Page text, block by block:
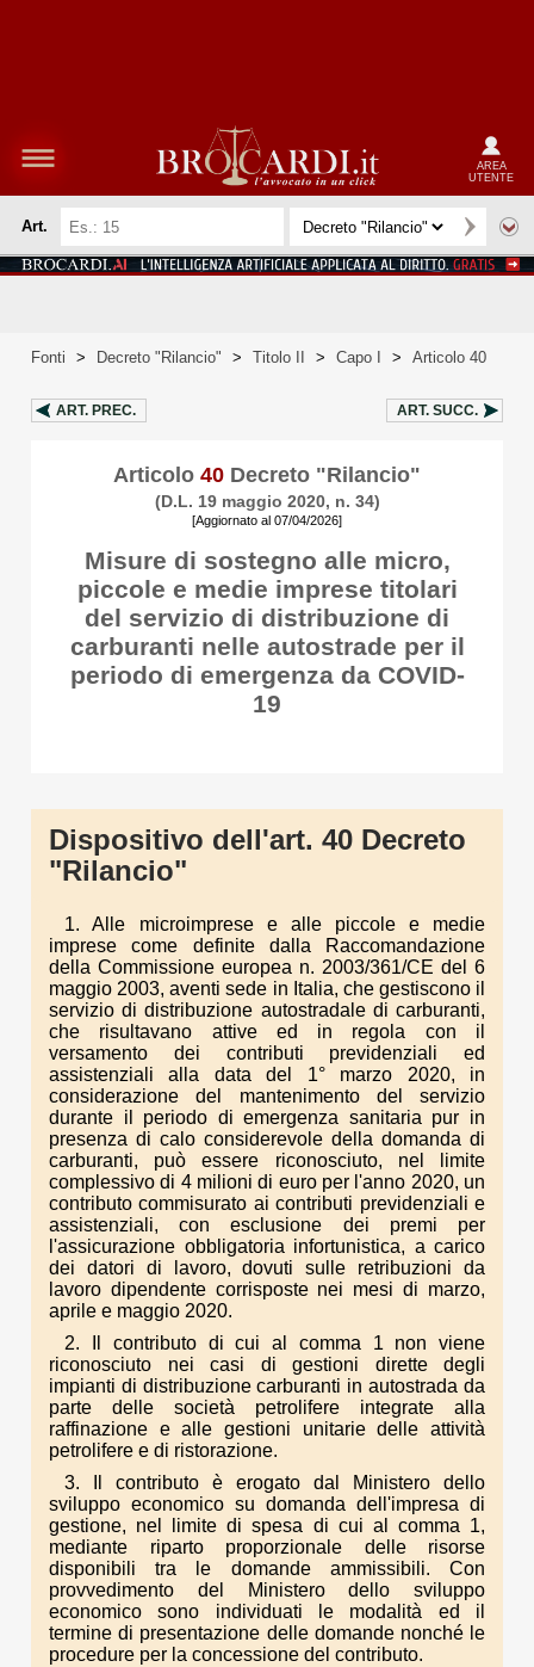
AREA
UTENTE
Art.
Fonti > Decreto "Rilancio" > Titolo II > Capo I > Articolo 40
ART. PREC. ART. SUCC.
Articolo 40 Decreto "Rilancio"
(D.L. 19 maggio 2020, n. 34)
[Aggiornato al 07/04/2026]
Misure di sostegno alle micro,
piccole e medie imprese titolari
del servizio di distribuzione di
carburanti nelle autostrade per il
periodo di emergenza da COVID-
19
Dispositivo dell'art. 40 Decreto
"Rilancio"
1. Alle microimprese e alle piccole e medie
imprese come definite dalla Raccomandazione
della Commissione europea n. 2003/361/CE del 6
maggio 2003, aventi sede in Italia, che gestiscono il
servizio di distribuzione autostradale di carburanti,
che risultavano attive ed in regola con il
versamento dei contributi previdenziali ed
assistenziali alla data del 1° marzo 2020, in
considerazione del mantenimento del servizio
durante il periodo di emergenza sanitaria pur in
presenza di calo considerevole della domanda di
carburanti, può essere riconosciuto, nel limite
complessivo di 4 milioni di euro per l'anno 2020, un
contributo commisurato ai contributi previdenziali e
assistenziali, con esclusione dei premi per
l'assicurazione obbligatoria infortunistica, a carico
dei datori di lavoro, dovuti sulle retribuzioni da
lavoro dipendente corrisposte nei mesi di marzo,
aprile e maggio 2020.
2. Il contributo di cui al comma 1 non viene
riconosciuto nei casi di gestioni dirette degli
impianti di distribuzione carburanti in autostrada da
parte delle società petrolifere integrate alla
raffinazione e alle gestioni unitarie delle attività
petrolifere e di ristorazione.
3. Il contributo è erogato dal Ministero dello
sviluppo economico su domanda dell'impresa di
gestione, nel limite di spesa di cui al comma 1,
mediante riparto proporzionale delle risorse
disponibili tra le domande ammissibili. Con
provvedimento del Ministero dello sviluppo
economico sono individuati le modalità ed il
termine di presentazione delle domande nonché le
procedure per la concessione del contributo.